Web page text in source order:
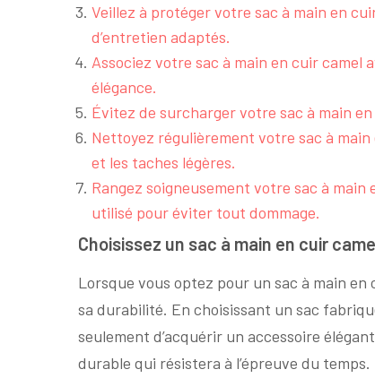
Veillez à protéger votre sac à main en
d’entretien adaptés.
Associez votre sac à main en cuir camel
élégance.
Évitez de surcharger votre sac à main
Nettoyez régulièrement votre sac à
et les taches légères.
Rangez soigneusement votre sac à main
utilisé pour éviter tout dommage.
Choisissez un sac à main en cuir
Lorsque vous optez pour un sac à main
sa durabilité. En choisissant un sac
seulement d’acquérir un accessoire
durable qui résistera à l’épreuve du